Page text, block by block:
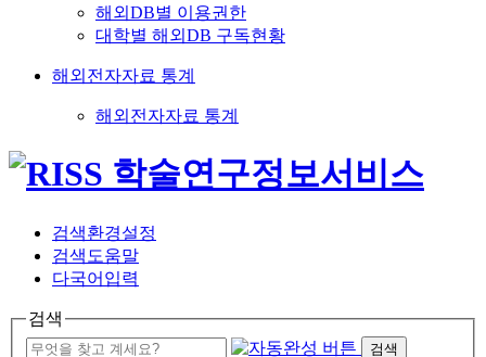
해외DB별 이용권한
대학별 해외DB 구독현황
해외전자자료 통계
해외전자자료 통계
검색환경설정
검색도움말
다국어입력
검색
검색